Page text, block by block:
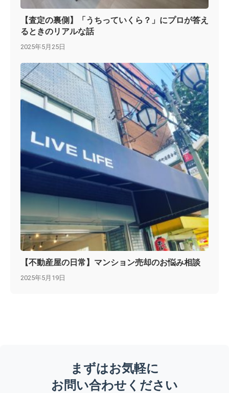
【査定の裏側】「うちっていくら？」にプロが答え
るときのリアルな話
2025年5月25日
【不動産屋の日常】マンション売却のお悩み相談
2025年5月19日
まずはお気軽に
お問い合わせください